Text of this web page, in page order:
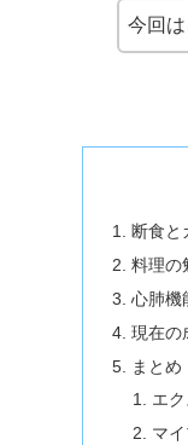
今回
断食と
料理の
心肺機
現在の
まとめ
エ
マ